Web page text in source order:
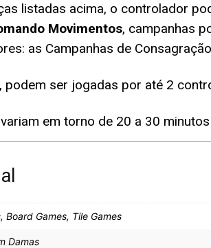
listadas acima, o controlador
Movimentos, campanhas
as Campanhas de
podem ser jogadas por até 2
em torno de 20 a 30
Board Games, Tile Games
Damas